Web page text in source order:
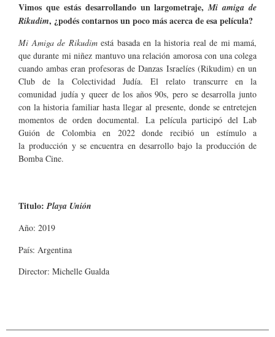
Vimos que estás desarrollando un largometraje,Mi amiga de
Rikudim, ¿podés contarnos un poco más acerca de esa película?
Mi Amiga de Rikudim está basada en la historia real de mi mamá,
que durante mi niñez mantuvo una relación amorosa con una colega
cuando ambas eran profesoras de Danzas Israelíes (Rikudim) en un
Club de la Colectividad Judía. El relato transcurre en la
comunidad judía y queer de los años 90s, pero se desarrolla junto
con la historia familiar hasta llegar al presente, donde se entretejen
momentos de orden documental. La película participó del Lab
Guión de Colombia en 2022 donde recibió un estímulo a
la producción y se encuentra en desarrollo bajo la producción de
Bomba Cine.
Titulo:Playa Unión
Año: 2019
País: Argentina
Director: Michelle Gualda